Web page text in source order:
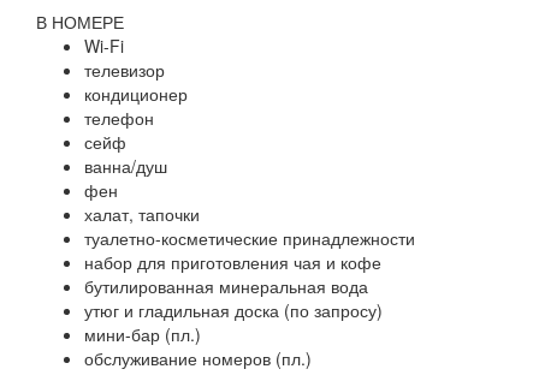
В НОМЕРЕ
Wi-Fi
телевизор
кондиционер
телефон
сейф
ванна/душ
фен
халат, тапочки
туалетно-косметические принадлежности
набор для приготовления чая и кофе
бутилированная минеральная вода
утюг и гладильная доска (по запросу)
мини-бар (пл.)
обслуживание номеров (пл.)